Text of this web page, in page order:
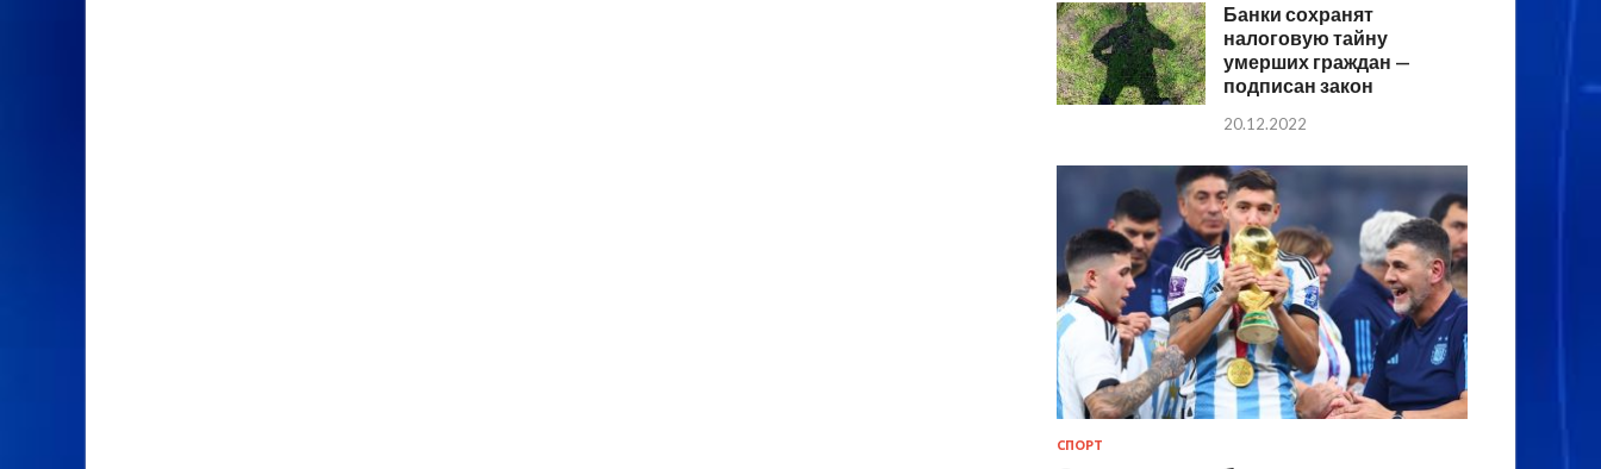
Банки сохранят
налоговую тайну
умерших граждан —
подписан закон
20.12.2022
СПОРТ